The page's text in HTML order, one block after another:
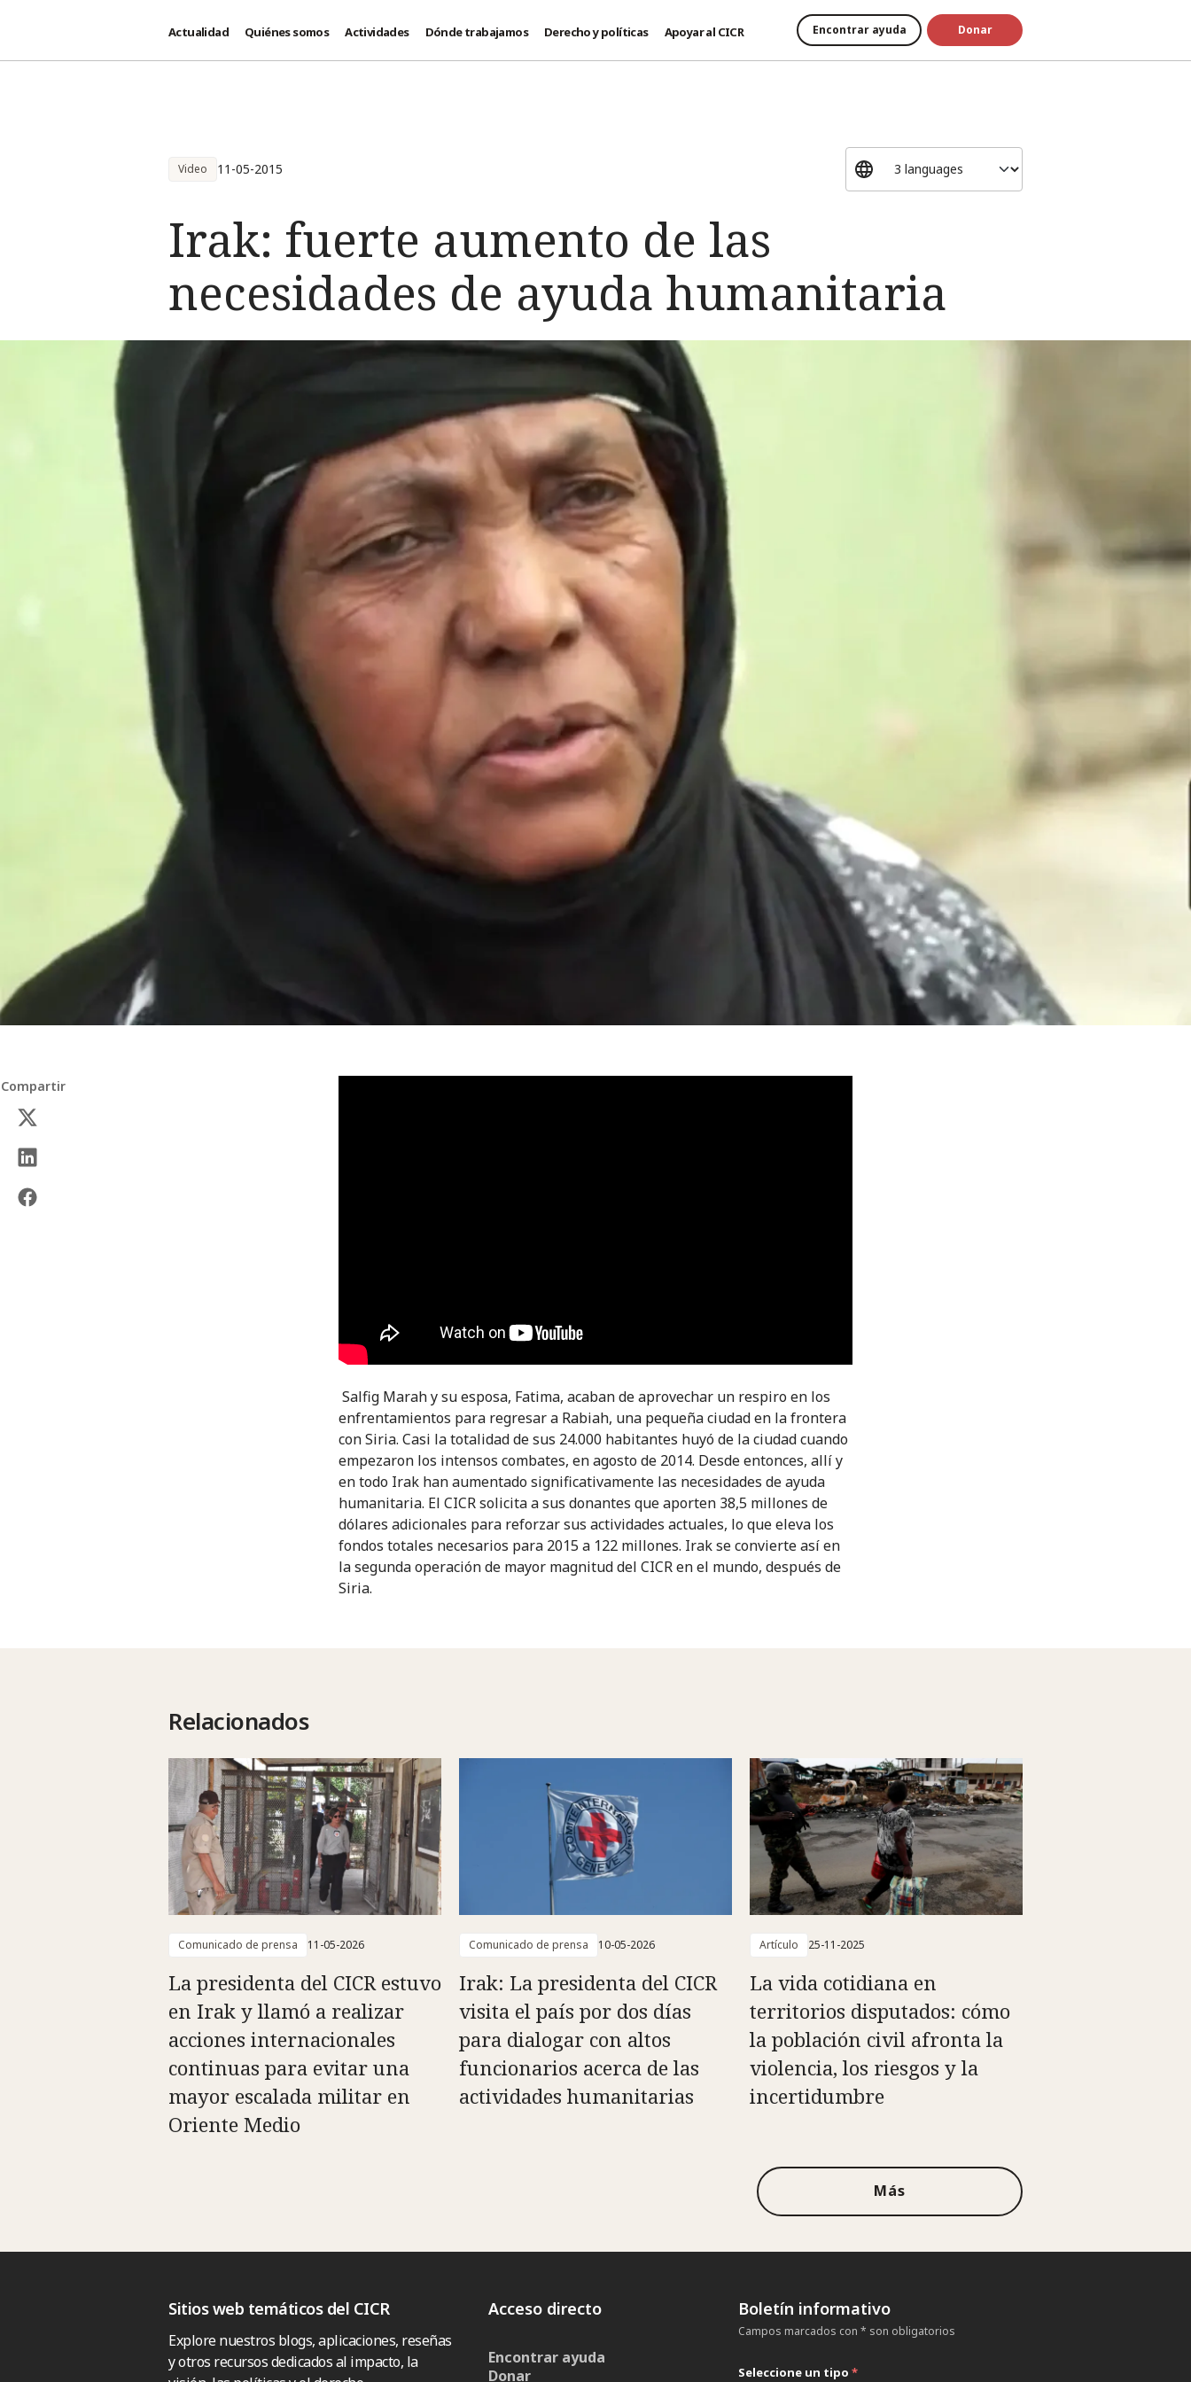
Actualidad Quiénes somos Actividades Dónde trabajamos Derecho y políticas Apoyar al CICR Encontrar ayuda Donar
Video 11-05-2015
Irak: fuerte aumento de las
necesidades de ayuda humanitaria
Compartir
Salfig Marah y su esposa, Fatima, acaban de aprovechar un respiro en los
enfrentamientos para regresar a Rabiah, una pequeña ciudad en la frontera
con Siria. Casi la totalidad de sus 24.000 habitantes huyó de la ciudad cuando
empezaron los intensos combates, en agosto de 2014. Desde entonces, allí y
en todo Irak han aumentado significativamente las necesidades de ayuda
humanitaria. El CICR solicita a sus donantes que aporten 38,5 millones de
dólares adicionales para reforzar sus actividades actuales, lo que eleva los
fondos totales necesarios para 2015 a 122 millones. Irak se convierte así en
la segunda operación de mayor magnitud del CICR en el mundo, después de
Siria.
Relacionados
Comunicado de prensa 11-05-2026
La presidenta del CICR estuvo
en Irak y llamó a realizar
acciones internacionales
continuas para evitar una
mayor escalada militar en
Oriente Medio
Comunicado de prensa 10-05-2026
Irak: La presidenta del CICR
visita el país por dos días
para dialogar con altos
funcionarios acerca de las
actividades humanitarias
Artículo 25-11-2025
La vida cotidiana en
territorios disputados: cómo
la población civil afronta la
violencia, los riesgos y la
incertidumbre
Más
Sitios web temáticos del CICR
Explore nuestros blogs, aplicaciones, reseñas
y otros recursos dedicados al impacto, la
Acceso directo
Encontrar ayuda
Donar
Boletín informativo
Campos marcados con * son obligatorios
Seleccione un tipo *